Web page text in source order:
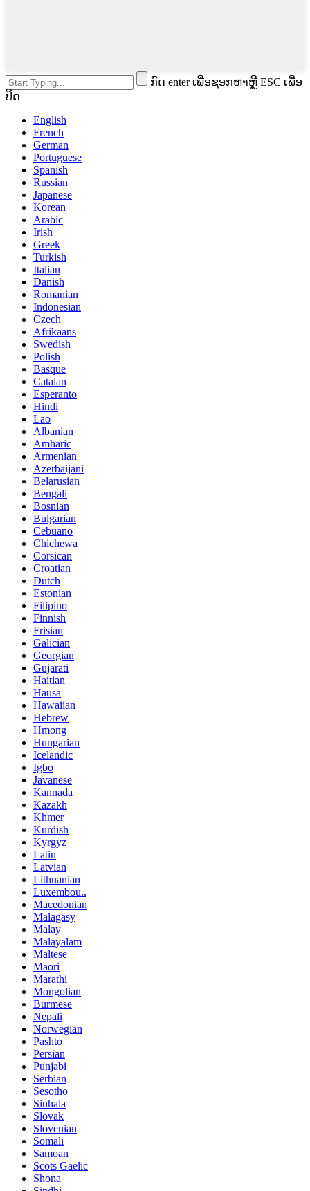
ກົດ enter ເພື່ອຊອກຫາຫຼື ESC ເພື່ອ
ປິດ
English
French
German
Portuguese
Spanish
Russian
Japanese
Korean
Arabic
Irish
Greek
Turkish
Italian
Danish
Romanian
Indonesian
Czech
Afrikaans
Swedish
Polish
Basque
Catalan
Esperanto
Hindi
Lao
Albanian
Amharic
Armenian
Azerbaijani
Belarusian
Bengali
Bosnian
Bulgarian
Cebuano
Chichewa
Corsican
Croatian
Dutch
Estonian
Filipino
Finnish
Frisian
Galician
Georgian
Gujarati
Haitian
Hausa
Hawaiian
Hebrew
Hmong
Hungarian
Icelandic
Igbo
Javanese
Kannada
Kazakh
Khmer
Kurdish
Kyrgyz
Latin
Latvian
Lithuanian
Luxembou..
Macedonian
Malagasy
Malay
Malayalam
Maltese
Maori
Marathi
Mongolian
Burmese
Nepali
Norwegian
Pashto
Persian
Punjabi
Serbian
Sesotho
Sinhala
Slovak
Slovenian
Somali
Samoan
Scots Gaelic
Shona